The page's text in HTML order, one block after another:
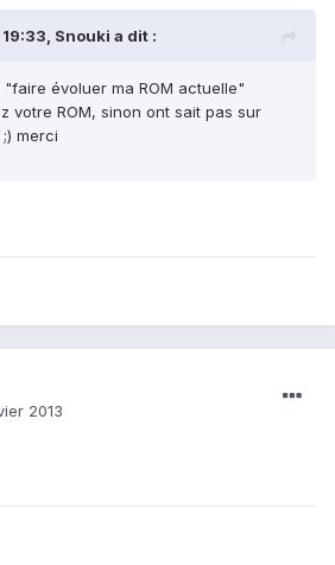
Snouki a dit :
évoluer ma ROM actuelle"
votre ROM, sinon ont sait pas sur
merci
2013